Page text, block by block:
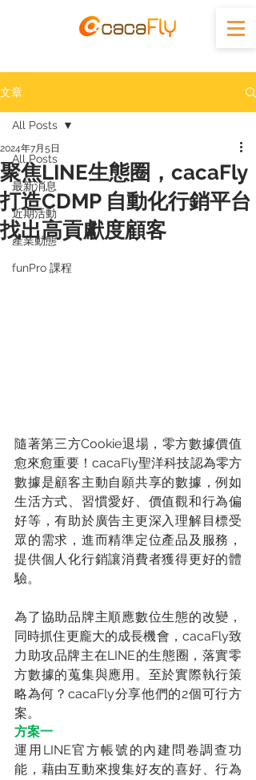
文章
All Posts
最新消息
近期活動
產業動態
funPro 課程
All Posts
聚焦LINE生態圈，cacaFly
打造CDMP 自動化行銷平台
找出高貢獻度顧客
2024年7月5日
隨著第三方Cookie退場，零方數據價值
愈來愈重要！cacaFly聖洋科技認為零方
數據是顧客主動自願共享的數據，例如
生活方式、習慣愛好、價值觀和行為偏
好等，有助於廣告主更深入理解目標受
眾的需求，進而精準定位產品及服務，
提供個人化行銷讓消費者獲得更好的體
驗。
為了協助品牌主順應數位生態的改變，
同時抓住更龐大的成長機會，cacaFly致
力助攻品牌主在LINE的生態圈，落實零
方數據的蒐集與應用。至於實際執行策
略為何？cacaFly分享他們的2個可行方
案。
方案一
運用LINE官方帳號的內建問卷調查功
能，藉由互動來搜集好友的喜好、行為